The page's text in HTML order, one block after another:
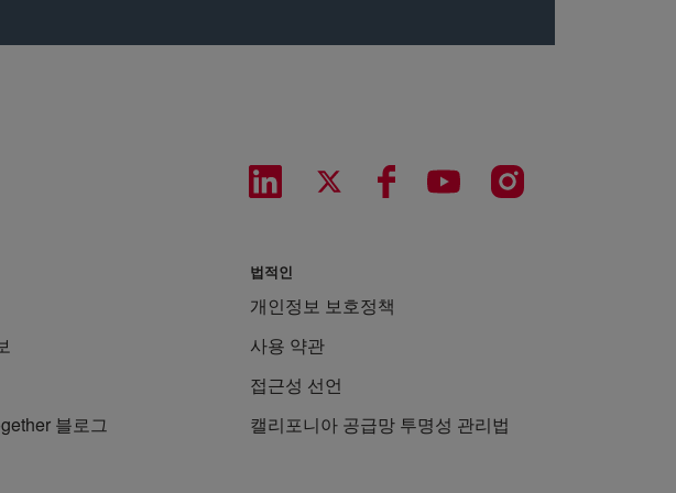
블로그
법적인
개인정보 보호정책
사용 약관
접근성 선언
캘리포니아 공급망 투명성 관리법